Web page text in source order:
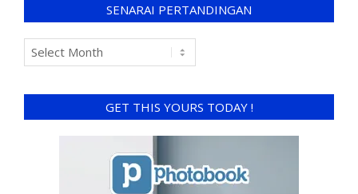
SENARAI PERTANDINGAN
GET THIS YOURS TODAY !